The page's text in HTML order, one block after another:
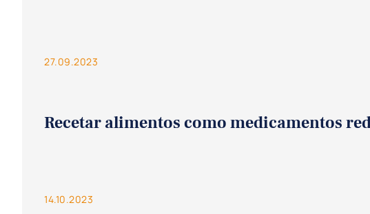
27.09.2023
Recetar alimentos como medicamentos
14.10.2023